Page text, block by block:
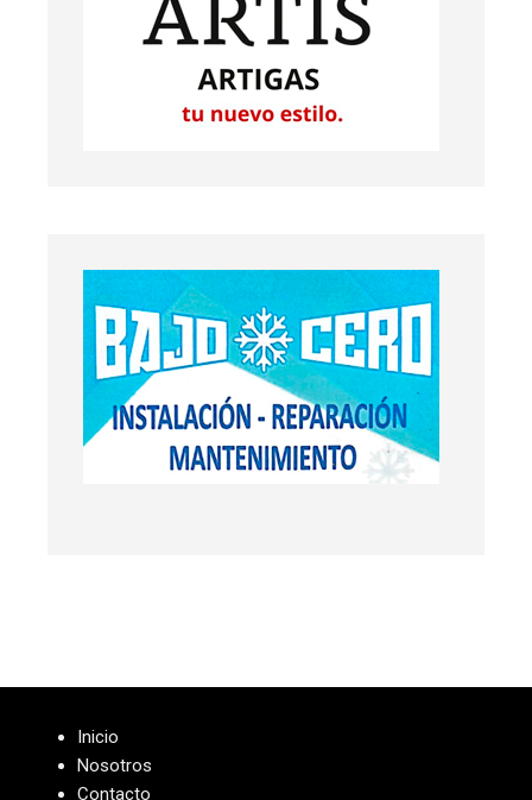
Inicio
Nosotros
Contacto